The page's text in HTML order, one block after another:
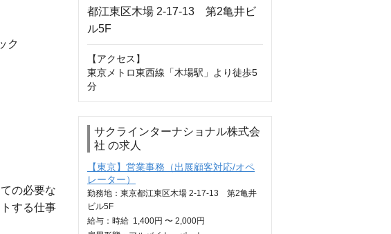
ク
の必要な
する仕事
【アクセス】
東京メトロ東西線「木場駅」より徒歩5
分
サクラインターナショナル株式会
社 の求人
【東京】営業事務（出展顧客対応/オペ
レーター）
勤務地：東京都江東区木場 2-17-13 第2亀井
ビル5F
給与： 時給 1,400円 〜 2,000円